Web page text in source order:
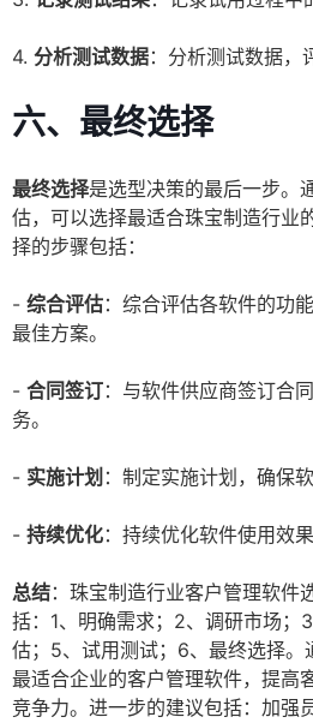
4. 分析测试数据：分析测试数据，
六、最终选择
最终选择是选型决策的最后一步。
估，可以选择最适合珠宝制造行业
择的步骤包括：
- 综合评估：综合评估各软件的功
最佳方案。
- 合同签订：与软件供应商签订合
务。
- 实施计划 ：制定实施计划，确保
- 持续优化：持续优化软件使用效
总结：珠宝制造行业客户管理软件
括：1、明确需求；2、调研市场；
估；5、试用测试；6、最终选择。
最适合企业的客户管理软件，提高
竞争力。进一步的建议包括：加强